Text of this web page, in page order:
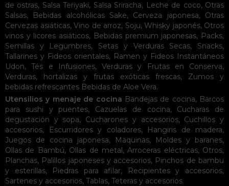
de ostras, Salsa Teriyaki, Salsa Sriracha, Leche de coco, Otras
Salsas, Bebidas alcohólicas Sake, Cerveza japonesa, Otras
Cervezas asiáticas, Vino de arroz, Soju, Whisky japonés, Otros
vinos y licores asiáticos, Bebidas premium japonesas, Packs,
Semillas y Legumbres, Setas y Verduras Secas, Snacks,
Tallarines y Fideos orientales, Ramen y Fideos Instantáneos
Udon,Tés e Infusiones, Verduras y Frutas en Conserva,
Verduras, hortalizas y frutas exóticas frescas, Zumos y
bebidas refrescantes Bebidas de Aloe Vera.
Utensilios y menaje de cocina Bandejas de cocina, Barcos
para sushi y puentes, Cazuelas de cocina, Cucharas de
degustación y sopa, Cucharones y accesorios, Cuchillos y
accesorios, Escurridores y coladores, Hangiris de madera,
Juegos de cocina japonesa, Maquinas, Moldes y baranes,
Ollas de Bambú, Ollas de metal,Arroceras eléctricas, Otros,
Planchas, Palillos japoneses y accesorios, Pinchos de bambu
y esterillas, Piedras para afilar, Recipientes y accesorios,
Sartenes y accesorios, Tablas, Teteras y accesorios.